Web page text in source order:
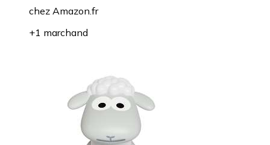
chez Amazon.fr
+1 marchand